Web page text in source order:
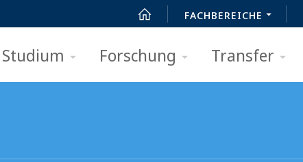
FACHBEREICHE
Studium Forschung Transfer